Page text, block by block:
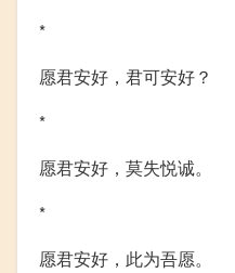
*
愿君安好，君可安好？
*
愿君安好，莫失悦诚。
*
愿君安好，此为吾愿。